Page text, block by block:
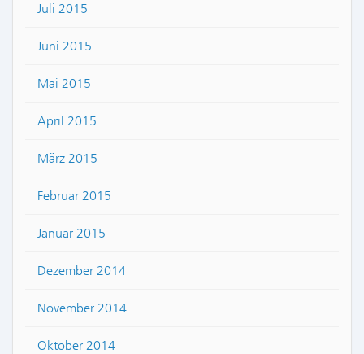
Juli 2015
Juni 2015
Mai 2015
April 2015
März 2015
Februar 2015
Januar 2015
Dezember 2014
November 2014
Oktober 2014